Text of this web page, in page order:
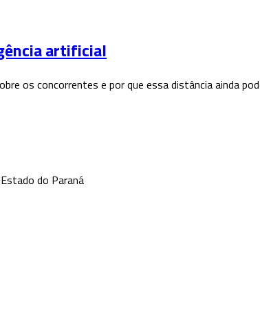
artificial
os concorrentes e por que essa distância ainda